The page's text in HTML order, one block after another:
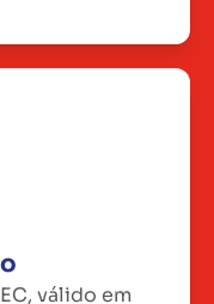
válido em